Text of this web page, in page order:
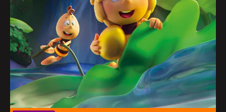
Nasumično
Favorites